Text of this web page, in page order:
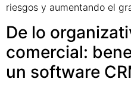
riesgos y aumentando el
De lo
comercial:
un software